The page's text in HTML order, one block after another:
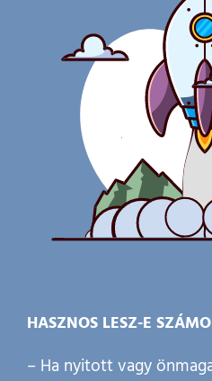
HASZNOS LESZ-E
– Ha nyitott vagy